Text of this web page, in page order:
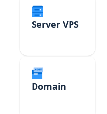
Server VPS
Domain